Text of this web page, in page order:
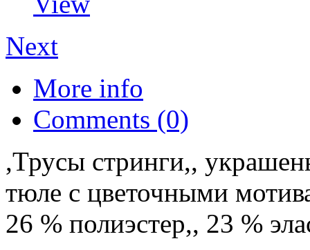
Next
More info
Comments (0)
,Трусы стринги,,
тюле с цветочными
26 % полиэстер,, 23 %